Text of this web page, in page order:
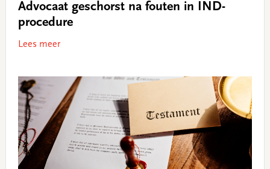
Advocaat geschorst na fouten in IND-
procedure
Lees meer